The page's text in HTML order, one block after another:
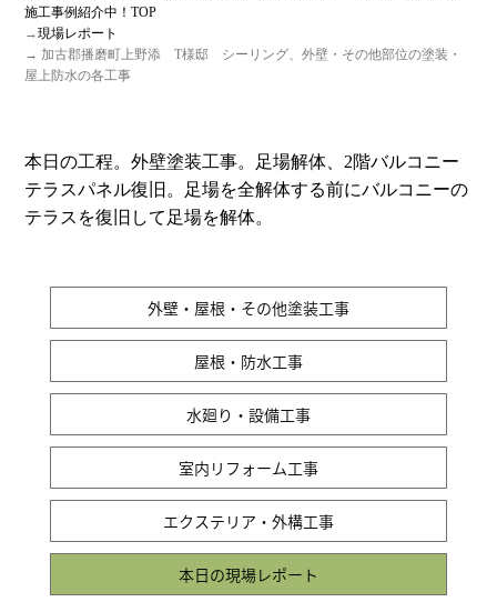
施工事例紹介中！TOP
→現場レポート
→ 加古郡播磨町上野添 T様邸 シーリング、外壁・その他部位の塗装・
屋上防水の各工事
本日の工程。外壁塗装工事。足場解体、2階バルコニー
テラスパネル復旧。足場を全解体する前にバルコニーの
テラスを復旧して足場を解体。
外壁・屋根・その他塗装工事
屋根・防水工事
水廻り・設備工事
室内リフォーム工事
エクステリア・外構工事
本日の現場レポート